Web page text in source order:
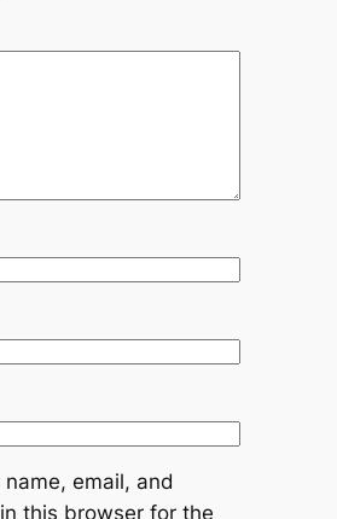
name, email, and
this browser for the